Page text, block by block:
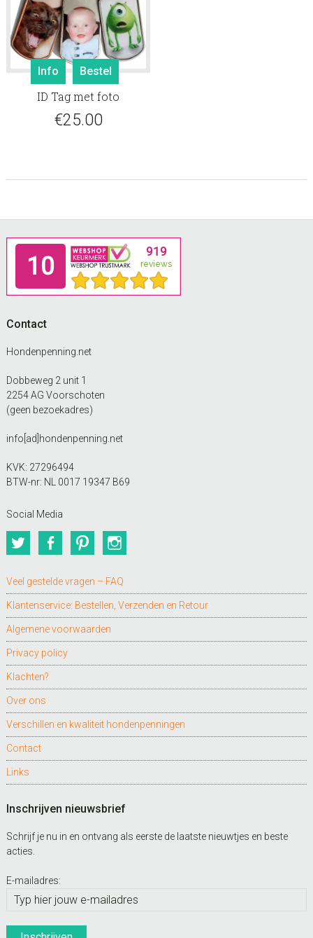
Info Bestel
ID Tag met foto
€25.00
Footer
Contact
Hondenpenning.net
Dobbeweg 2 unit 1
2254 AG Voorschoten
(geen bezoekadres)
info[ad]hondenpenning.net
KVK: 27296494
BTW-nr: NL 0017 19347 B69
Social Media
TwitterFacebookPinterest
Veel gestelde vragen – FAQ
Klantenservice: Bestellen, Verzenden en Retour
Algemene voorwaarden
Privacy policy
Klachten?
Over ons
Verschillen en kwaliteit hondenpenningen
Contact
Links
Inschrijven nieuwsbrief
Schrijf je nu in en ontvang als eerste de laatste nieuwtjes en beste
acties.
E-mailadres: